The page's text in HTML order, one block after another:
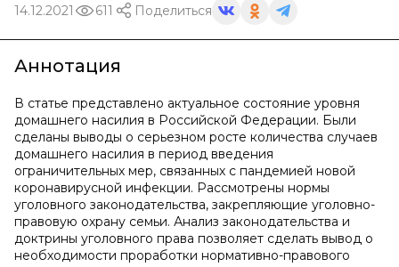
14.12.2021 611 Поделиться
Аннотация
В статье представлено актуальное состояние уровня
домашнего насилия в Российской Федерации. Были
сделаны выводы о серьезном росте количества случаев
домашнего насилия в период введения
ограничительных мер, связанных с пандемией новой
коронавирусной инфекции. Рассмотрены нормы
уголовного законодательства, закрепляющие уголовно-
правовую охрану семьи. Анализ законодательства и
доктрины уголовного права позволяет сделать вывод о
необходимости проработки нормативно-правового